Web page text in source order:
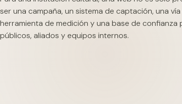
ser una campaña, un sistema de captación, una
herramienta de medición y una base de confianza
públicos, aliados y equipos internos.